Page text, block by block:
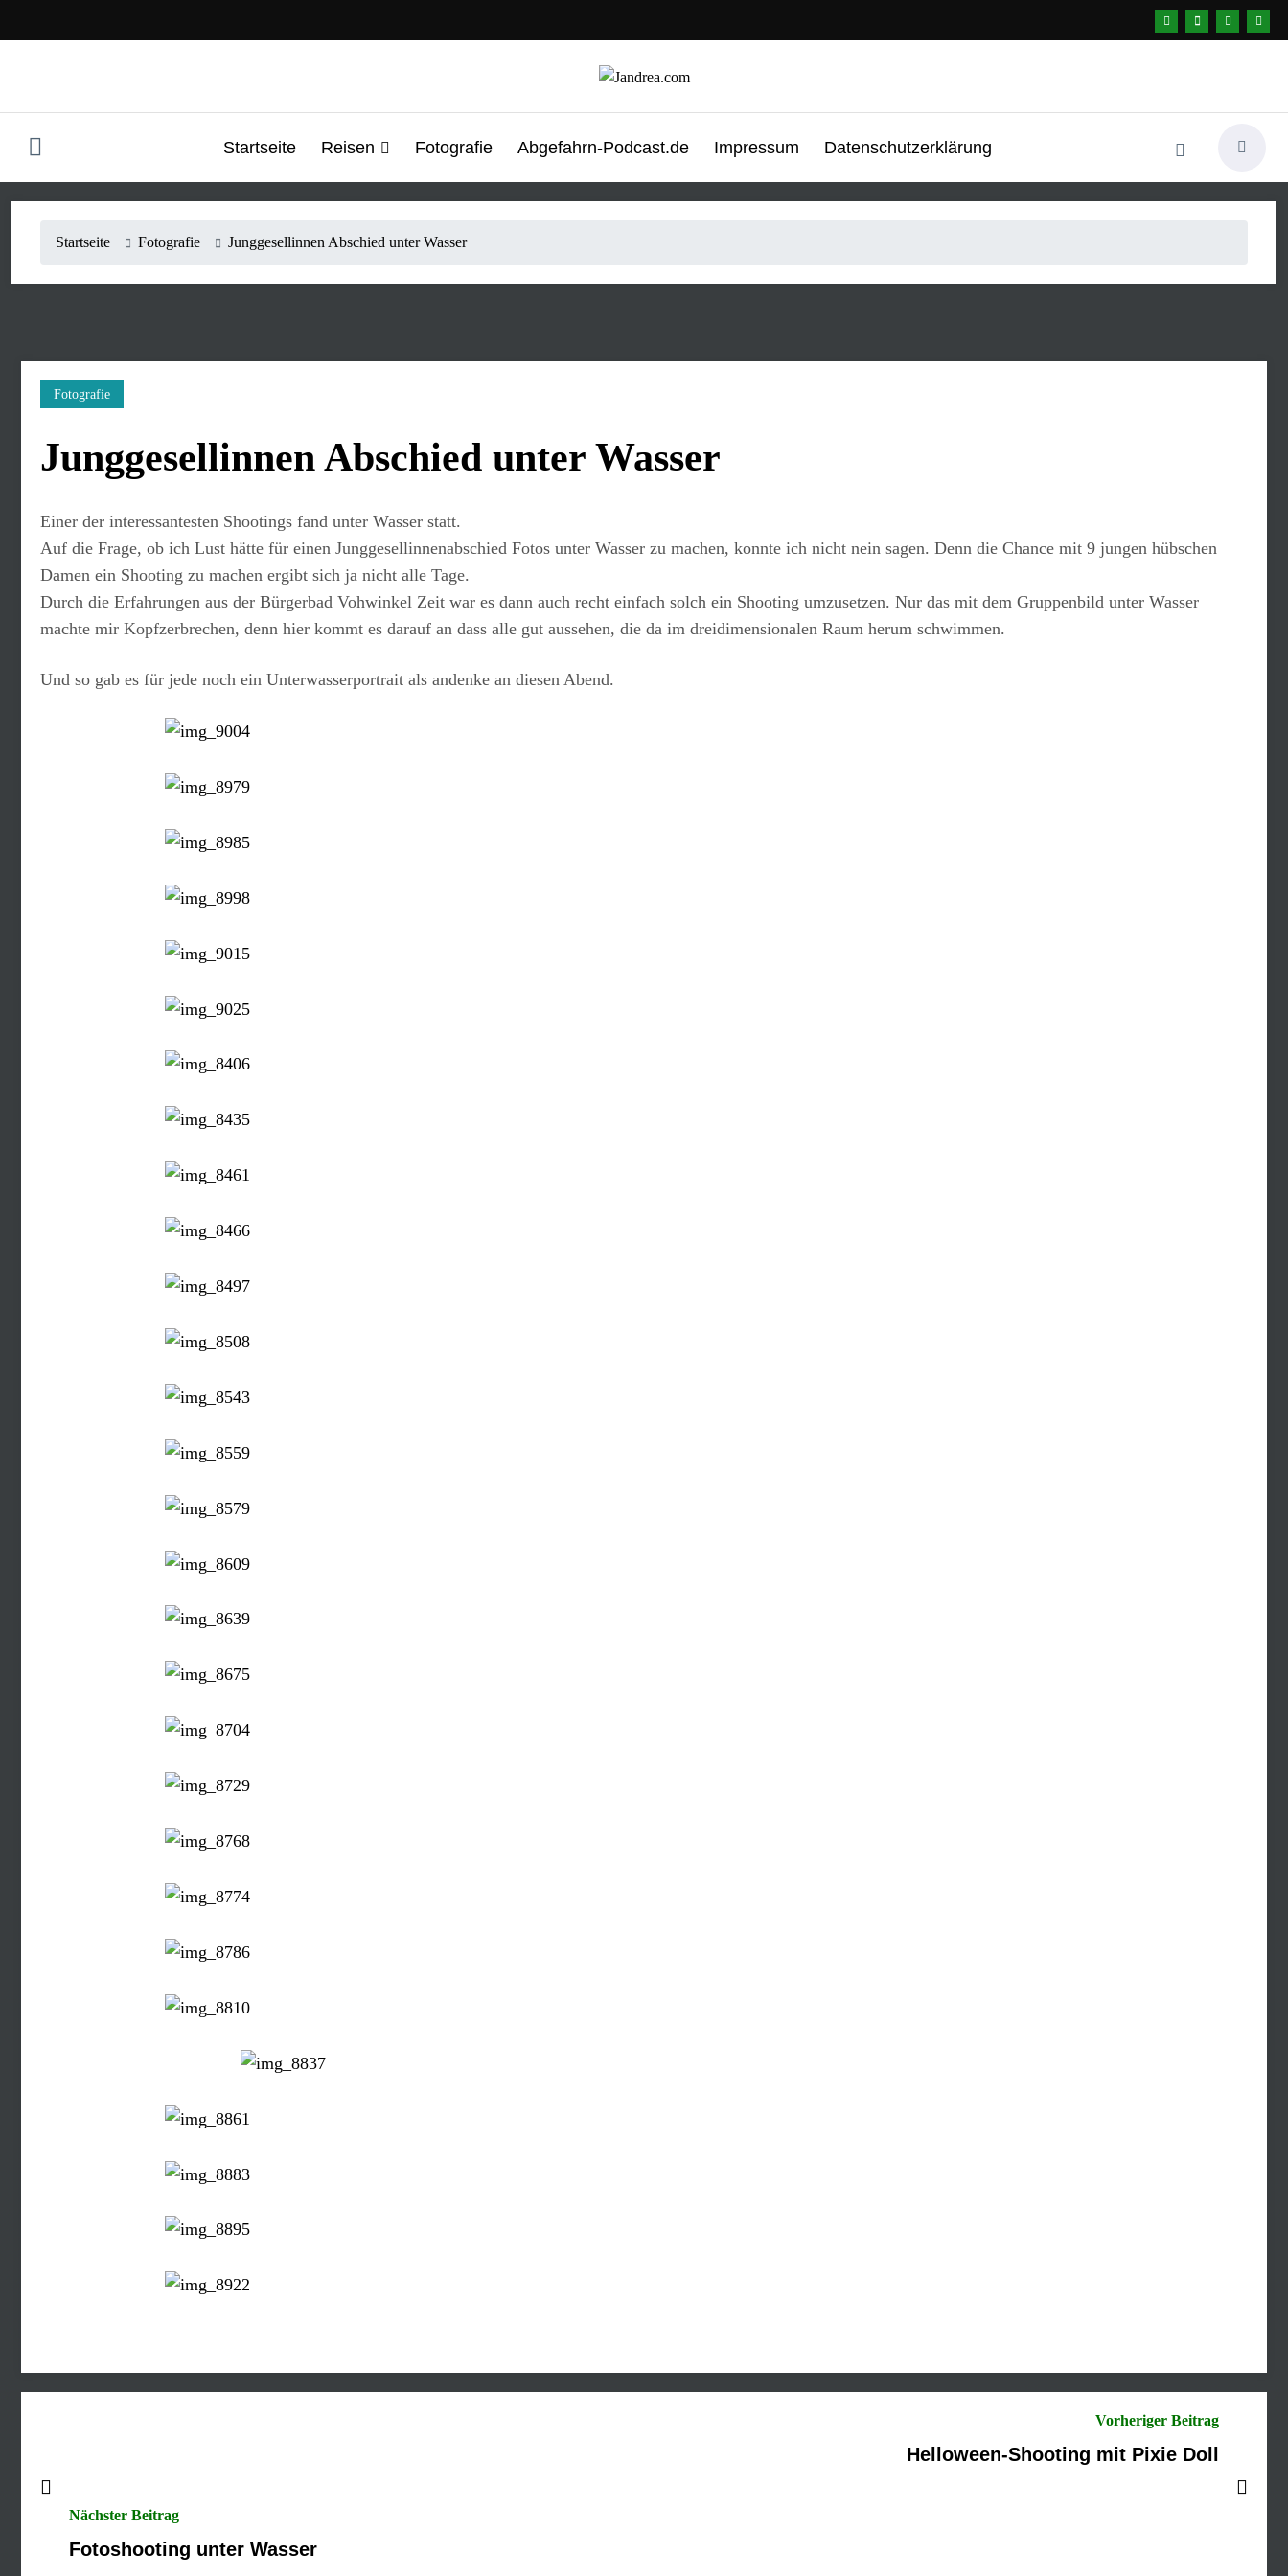
Startseite Reisen Fotografie Abgefahrn-Podcast.de Impressum Datenschutzerklärung
Startseite Fotografie Junggesellinnen Abschied unter Wasser
Fotografie
Junggesellinnen Abschied unter Wasser
Einer der interessantesten Shootings fand unter Wasser statt.
Auf die Frage, ob ich Lust hätte für einen Junggesellinnenabschied Fotos unter Wasser zu machen, konnte ich nicht nein sagen. Denn die Chance mit 9 jungen hübschen
Damen ein Shooting zu machen ergibt sich ja nicht alle Tage.
Durch die Erfahrungen aus der Bürgerbad Vohwinkel Zeit war es dann auch recht einfach solch ein Shooting umzusetzen. Nur das mit dem Gruppenbild unter Wasser
machte mir Kopfzerbrechen, denn hier kommt es darauf an dass alle gut aussehen, die da im dreidimensionalen Raum herum schwimmen.
Und so gab es für jede noch ein Unterwasserportrait als andenke an diesen Abend.
Vorheriger Beitrag
Helloween-Shooting mit Pixie Doll
Nächster Beitrag
Fotoshooting unter Wasser